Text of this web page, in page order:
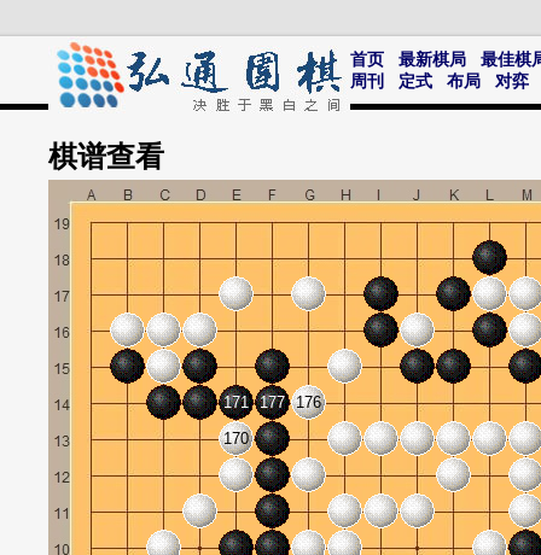
首页 最新棋局
最佳棋
周刊
定式 布局 对弈
棋谱查看
170
171 176
177